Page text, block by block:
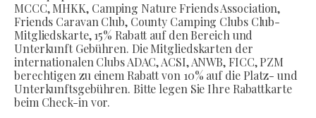
MCCC, MHKK, Camping Nature Friends Association,
Friends Caravan Club, County Camping Clubs Club-
Mitgliedskarte, 15% Rabatt auf den Bereich und
Unterkunft Gebühren. Die Mitgliedskarten der
internationalen Clubs ADAC, ACSI, ANWB, FICC, PZM
berechtigen zu einem Rabatt von 10% auf die Platz- und
Unterkunftsgebühren. Bitte legen Sie Ihre Rabattkarte
beim Check-in vor.